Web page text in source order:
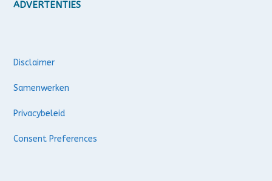
ADVERTENTIES
Disclaimer
Samenwerken
Privacybeleid
Consent Preferences